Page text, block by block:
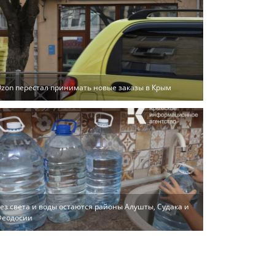
перестал принимать новые заказы в Крым
света и воды остаются районы Алушты, Судака и